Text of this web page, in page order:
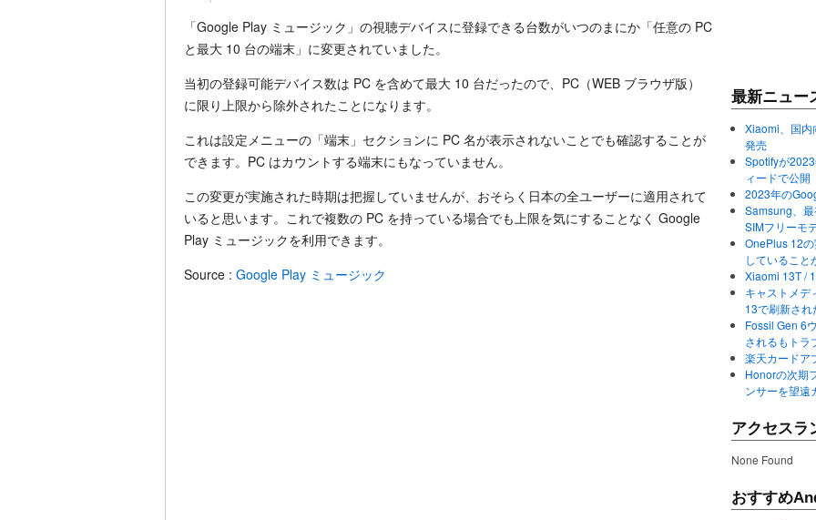
「Google Play ミュージック」の視聴デバイスに登録できる台数がいつのまにか「任意の PC
と最大 10 台の端末」に変更されていました。
当初の登録可能デバイス数は PC を含めて最大 10 台だったので、PC（WEB ブラウザ版）
に限り上限から除外されたことになります。
これは設定メニューの「端末」セクションに PC 名が表示されないことでも確認することが
できます。PC はカウントする端末にもなっていません。
この変更が実施された時期は把握していませんが、おそらく日本の全ユーザーに適用されて
いると思います。これで複数の PC を持っている場合でも上限を気にすることなく Google
Play ミュージックを利用できます。
Source : Google Play ミュージック
最新ニュー
Xiaomi、国内
発売
Spotifyが
ィードで公開
2023年の
Samsung、
SIMフリーモ
OnePlus 12
していること
Xiaomi 13T /
キャストメデ
13で刷新さ
Fossil Gen 6
されるもトラ
楽天カードア
Honorの次期
ンサーを望遠
アクセスラ
None Found
おすすめ